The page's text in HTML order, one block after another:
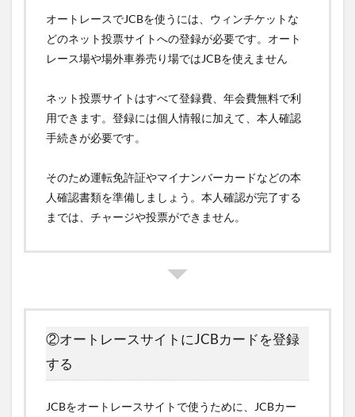
オートレースでJCBを使うには、ウィンチケットな
どのネット投票サイトへの登録が必要です。オート
レース場や場外車券売り場ではJCBを使えません
ネット投票サイトはすべて登録費、年会費無料で利
用できます。登録には個人情報に加えて、本人確認
手続きが必要です。
そのため運転免許証やマイナンバーカードなどの本
人確認書類を準備しましょう。本人確認が完了する
までは、チャージや投票ができません。
②オートレースサイトにJCBカードを登録
する
JCBをオートレースサイトで使うために、JCBカー